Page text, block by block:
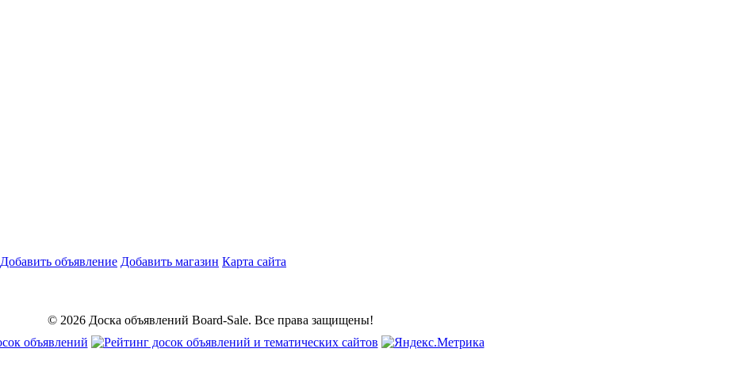
Добавить объявление Добавить магазин Карта сайта
© 2026 Доска объявлений Board-Sale. Все права защищены!